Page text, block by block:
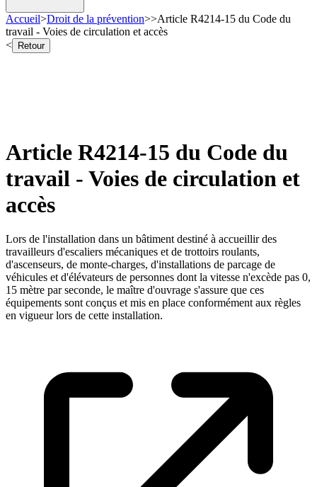
Accueil>Droit de la prévention>>Article R4214-15 du Code du
travail - Voies de circulation et accès
<
Retour
Article R4214-15 du Code du
travail - Voies de circulation et
accès
Lors de l'installation dans un bâtiment destiné à accueillir des
travailleurs d'escaliers mécaniques et de trottoirs roulants,
d'ascenseurs, de monte-charges, d'installations de parcage de
véhicules et d'élévateurs de personnes dont la vitesse n'excède pas 0,
15 mètre par seconde, le maître d'ouvrage s'assure que ces
équipements sont conçus et mis en place conformément aux règles
en vigueur lors de cette installation.